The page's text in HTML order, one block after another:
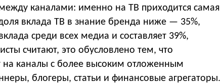
каналами: именно на ТВ приходится самая
вклада ТВ в знание бренда ниже — 35%,
среди всех медиа и составляет 39%,
считают, это обусловлено тем, что
на каналы с более высоким отложенным
блогеры, статьи и финансовые агрегаторы.